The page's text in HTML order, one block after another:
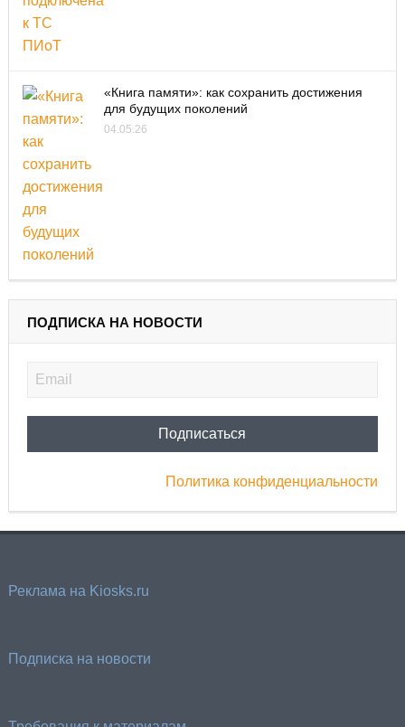
«Книга памяти»: как сохранить достижения
для будущих поколений
04.05.26
ПОДПИСКА НА НОВОСТИ
Политика конфиденциальности
Реклама на Kiosks.ru
Подписка на новости